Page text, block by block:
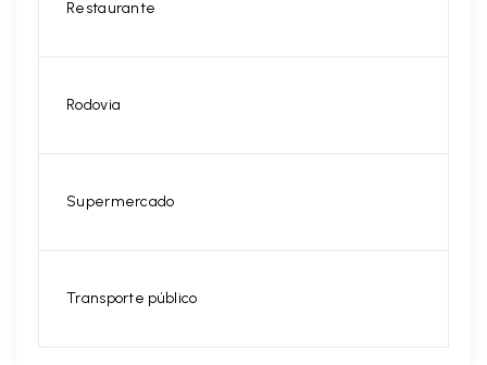
Restaurante
Rodovia
Supermercado
Transporte público